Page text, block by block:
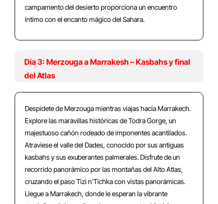
campamento del desierto proporciona un encuentro
íntimo con el encanto mágico del Sahara.
Día 3: Merzouga a Marrakesh – Kasbahs y final
del Atlas
Despídete de Merzouga mientras viajas hacia Marrakech.
Explore las maravillas históricas de Todra Gorge, un
majestuoso cañón rodeado de imponentes acantilados.
Atraviese el valle del Dades, conocido por sus antiguas
kasbahs y sus exuberantes palmerales. Disfrute de un
recorrido panorámico por las montañas del Alto Atlas,
cruzando el paso Tizi n’Tichka con vistas panorámicas.
Llegue a Marrakech, donde le esperan la vibrante